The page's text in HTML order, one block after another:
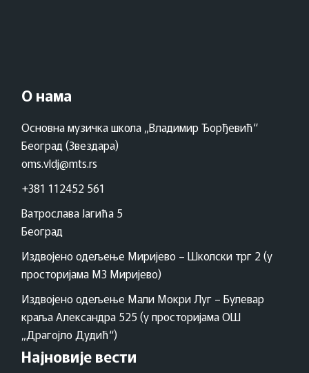
О нама
Основна музичка школа „Владимир Ђорђевић“
Београд (Звездара)
oms.vldj@mts.rs
+381 112452 561
Ватрослава Јагића 5
Београд
Издвојено одељење Миријево – Школски трг 2 (у
просторијама МЗ Миријево)
Издвојено одељење Мали Мокри Луг – Булевар
краља Александра 525 (у просторијама ОШ
„Драгојло Дудић“)
Најновије вести